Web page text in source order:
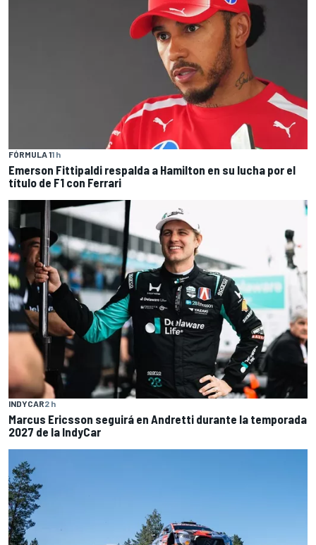
FÓRMULA 11 h
Emerson Fittipaldi respalda a Hamilton en su lucha por el
título de F1 con Ferrari
INDYCAR2 h
Marcus Ericsson seguirá en Andretti durante la temporada
2027 de la IndyCar